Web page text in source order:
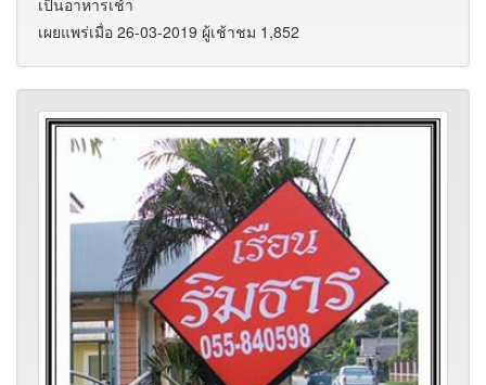
เป็นอาหารเช้า
เผยแพร่เมื่อ 26-03-2019 ผู้เช้าชม 1,852